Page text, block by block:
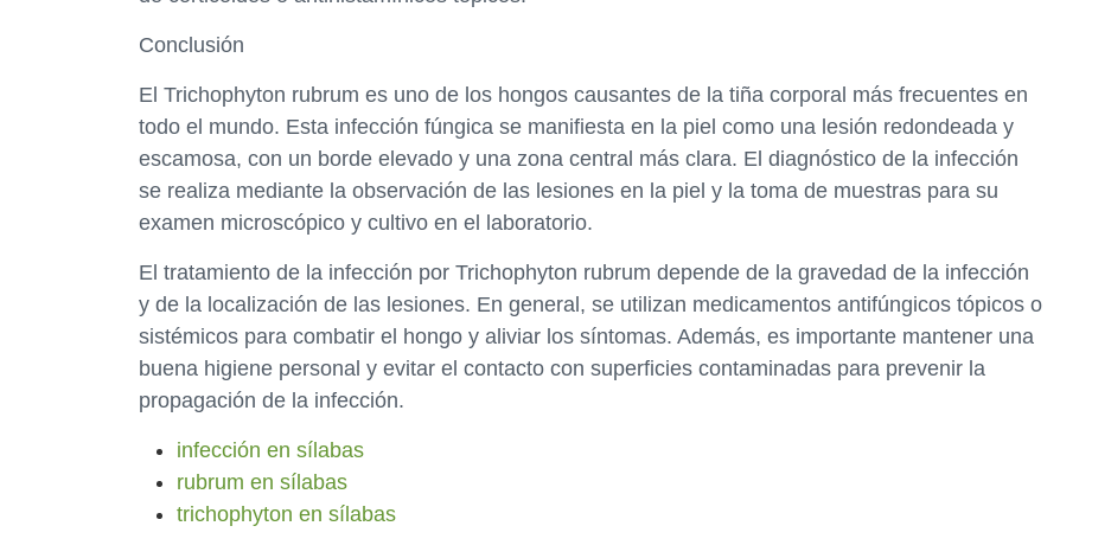
Conclusión
El Trichophyton rubrum es uno de los hongos causantes de la tiña corporal más frecuentes en
todo el mundo. Esta infección fúngica se manifiesta en la piel como una lesión redondeada y
escamosa, con un borde elevado y una zona central más clara. El diagnóstico de la infección
se realiza mediante la observación de las lesiones en la piel y la toma de muestras para su
examen microscópico y cultivo en el laboratorio.
El tratamiento de la infección por Trichophyton rubrum depende de la gravedad de la infección
y de la localización de las lesiones. En general, se utilizan medicamentos antifúngicos tópicos o
sistémicos para combatir el hongo y aliviar los síntomas. Además, es importante mantener una
buena higiene personal y evitar el contacto con superficies contaminadas para prevenir la
propagación de la infección.
infección en sílabas
rubrum en sílabas
trichophyton en sílabas